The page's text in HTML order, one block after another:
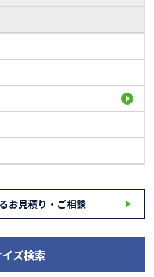
お見積り・ご相談
ズ検索